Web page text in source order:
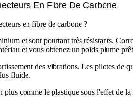
En Fibre De Carbone
en fibre de carbone ?
et sont pourtant très résistants.
et vous obtenez un poids plume
des vibrations. Les pilotes de
fluide.
plus comme le plastique sous l'effet de